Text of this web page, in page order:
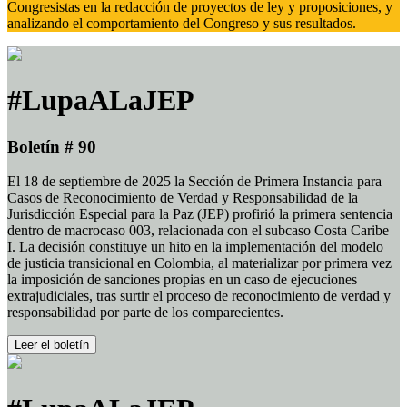
Congresistas en la redacción de proyectos de ley y proposiciones, y
analizando el comportamiento del Congreso y sus resultados.
#LupaALaJEP
Boletín # 90
El 18 de septiembre de 2025 la Sección de Primera Instancia para
Casos de Reconocimiento de Verdad y Responsabilidad de la
Jurisdicción Especial para la Paz (JEP) profirió la primera sentencia
dentro de macrocaso 003, relacionada con el subcaso Costa Caribe
I. La decisión constituye un hito en la implementación del modelo
de justicia transicional en Colombia, al materializar por primera vez
la imposición de sanciones propias en un caso de ejecuciones
extrajudiciales, tras surtir el proceso de reconocimiento de verdad y
responsabilidad por parte de los comparecientes.
Leer el boletín